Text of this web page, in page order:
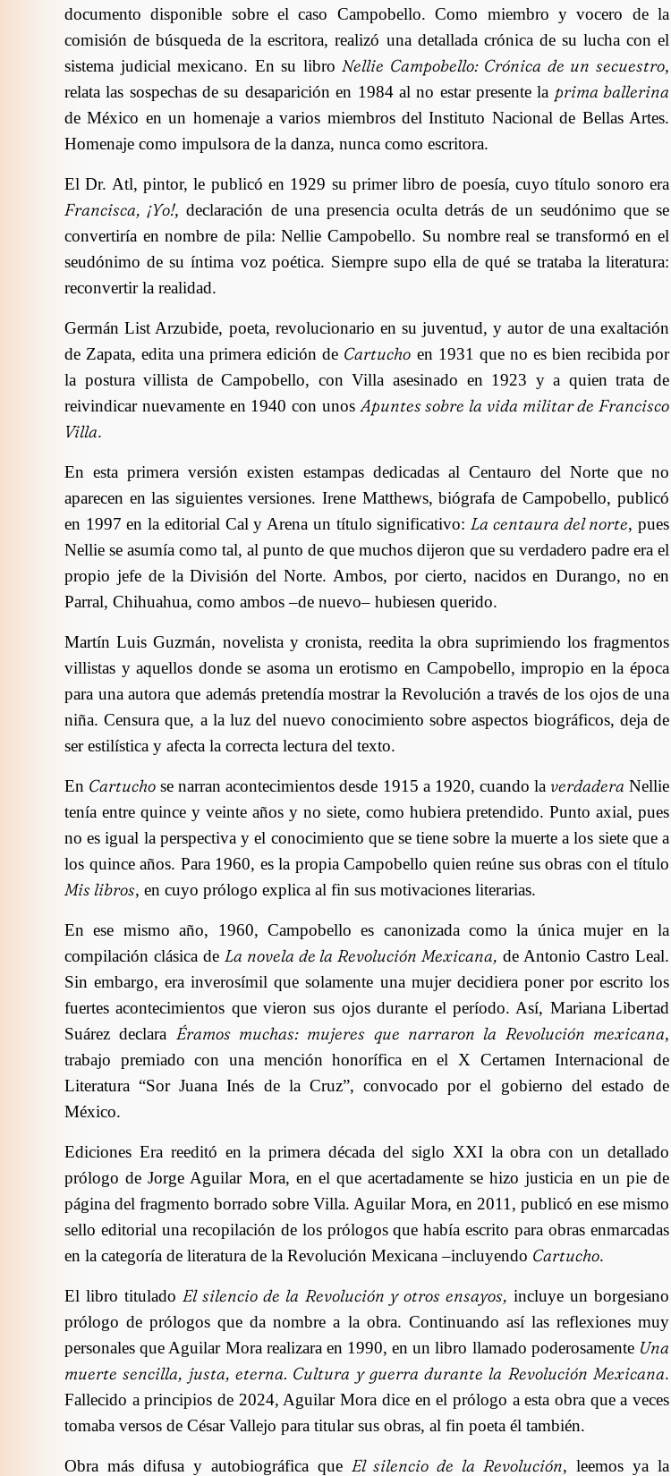
documento disponible sobre el caso Campobello. Como miembro y vocero de la
comisión de búsqueda de la escritora, realizó una detallada crónica de su lucha con el
sistema judicial mexicano. En su libro Nellie Campobello: Crónica de un secuestro,
relata las sospechas de su desaparición en 1984 al no estar presente la prima ballerina
de México en un homenaje a varios miembros del Instituto Nacional de Bellas Artes.
Homenaje como impulsora de la danza, nunca como escritora.
El Dr. Atl, pintor, le publicó en 1929 su primer libro de poesía, cuyo título sonoro era
Francisca, ¡Yo!, declaración de una presencia oculta detrás de un seudónimo que se
convertiría en nombre de pila: Nellie Campobello. Su nombre real se transformó en el
seudónimo de su íntima voz poética. Siempre supo ella de qué se trataba la literatura:
reconvertir la realidad.
Germán List Arzubide, poeta, revolucionario en su juventud, y autor de una exaltación
de Zapata, edita una primera edición de Cartucho en 1931 que no es bien recibida por
la postura villista de Campobello, con Villa asesinado en 1923 y a quien trata de
reivindicar nuevamente en 1940 con unos Apuntes sobre la vida militar de Francisco
Villa.
En esta primera versión existen estampas dedicadas al Centauro del Norte que no
aparecen en las siguientes versiones. Irene Matthews, biógrafa de Campobello, publicó
en 1997 en la editorial Cal y Arena un título significativo: La centaura del norte, pues
Nellie se asumía como tal, al punto de que muchos dijeron que su verdadero padre era el
propio jefe de la División del Norte. Ambos, por cierto, nacidos en Durango, no en
Parral, Chihuahua, como ambos –de nuevo– hubiesen querido.
Martín Luis Guzmán, novelista y cronista, reedita la obra suprimiendo los fragmentos
villistas y aquellos donde se asoma un erotismo en Campobello, impropio en la época
para una autora que además pretendía mostrar la Revolución a través de los ojos de una
niña. Censura que, a la luz del nuevo conocimiento sobre aspectos biográficos, deja de
ser estilística y afecta la correcta lectura del texto.
En Cartucho se narran acontecimientos desde 1915 a 1920, cuando la verdadera Nellie
tenía entre quince y veinte años y no siete, como hubiera pretendido. Punto axial, pues
no es igual la perspectiva y el conocimiento que se tiene sobre la muerte a los siete que a
los quince años. Para 1960, es la propia Campobello quien reúne sus obras con el título
Mis libros, en cuyo prólogo explica al fin sus motivaciones literarias.
En ese mismo año, 1960, Campobello es canonizada como la única mujer en la
compilación clásica de La novela de la Revolución Mexicana, de Antonio Castro Leal.
Sin embargo, era inverosímil que solamente una mujer decidiera poner por escrito los
fuertes acontecimientos que vieron sus ojos durante el período. Así, Mariana Libertad
Suárez declara Éramos muchas: mujeres que narraron la Revolución mexicana,
trabajo premiado con una mención honorífica en el X Certamen Internacional de
Literatura “Sor Juana Inés de la Cruz”, convocado por el gobierno del estado de
México.
Ediciones Era reeditó en la primera década del siglo XXI la obra con un detallado
prólogo de Jorge Aguilar Mora, en el que acertadamente se hizo justicia en un pie de
página del fragmento borrado sobre Villa. Aguilar Mora, en 2011, publicó en ese mismo
sello editorial una recopilación de los prólogos que había escrito para obras enmarcadas
en la categoría de literatura de la Revolución Mexicana –incluyendo Cartucho.
El libro titulado El silencio de la Revolución y otros ensayos, incluye un borgesiano
prólogo de prólogos que da nombre a la obra. Continuando así las reflexiones muy
personales que Aguilar Mora realizara en 1990, en un libro llamado poderosamente Una
muerte sencilla, justa, eterna. Cultura y guerra durante la Revolución Mexicana.
Fallecido a principios de 2024, Aguilar Mora dice en el prólogo a esta obra que a veces
tomaba versos de César Vallejo para titular sus obras, al fin poeta él también.
Obra más difusa y autobiográfica que El silencio de la Revolución, leemos ya la